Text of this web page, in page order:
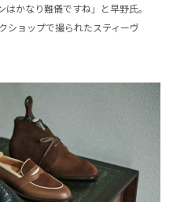
かなり難儀ですね」と早野氏。
ショップで撮られたスティーヴ